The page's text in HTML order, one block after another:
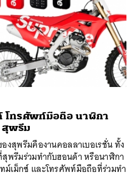
โทรศัพท์มือถือ นาฬิกา
สุพรีม
งสุพรีมคืองานคอลลาเบอเรชั่น ทั้ง
พรีมร่วมทำกับฮอนด้า หรือนาฬิกา
เม็กซ์ และโทรศัพท์มือถือที่ร่วมทำ
LINE